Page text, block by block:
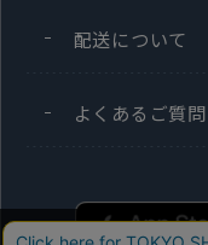
配送について
よくあるご質問